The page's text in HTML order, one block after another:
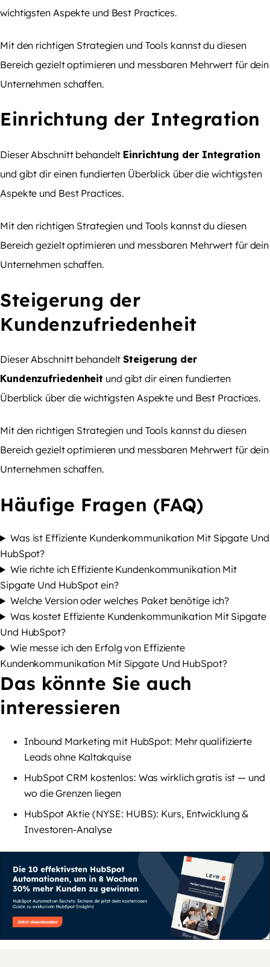
wichtigsten Aspekte und Best Practices.
Mit den richtigen Strategien und Tools kannst du diesen
Bereich gezielt optimieren und messbaren Mehrwert für dein
Unternehmen schaffen.
Einrichtung der Integration
Dieser Abschnitt behandelt Einrichtung der Integration
und gibt dir einen fundierten Überblick über die wichtigsten
Aspekte und Best Practices.
Mit den richtigen Strategien und Tools kannst du diesen
Bereich gezielt optimieren und messbaren Mehrwert für dein
Unternehmen schaffen.
Steigerung der
Kundenzufriedenheit
Dieser Abschnitt behandeltSteigerung der
Kundenzufriedenheit und gibt dir einen fundierten
Überblick über die wichtigsten Aspekte und Best Practices.
Mit den richtigen Strategien und Tools kannst du diesen
Bereich gezielt optimieren und messbaren Mehrwert für dein
Unternehmen schaffen.
Häufige Fragen (FAQ)
Was ist Effiziente Kundenkommunikation Mit Sipgate Und
HubSpot?
Wie richte ich Effiziente Kundenkommunikation Mit
Sipgate Und HubSpot ein?
Welche Version oder welches Paket benötige ich?
Was kostet Effiziente Kundenkommunikation Mit Sipgate
Und HubSpot?
Wie messe ich den Erfolg von Effiziente
Kundenkommunikation Mit Sipgate Und HubSpot?
Das könnte Sie auch
interessieren
Inbound Marketing mit HubSpot: Mehr qualifizierte
Leads ohne Kaltakquise
HubSpot CRM kostenlos: Was wirklich gratis ist — und
wo die Grenzen liegen
HubSpot Aktie (NYSE: HUBS): Kurs, Entwicklung &
Investoren-Analyse